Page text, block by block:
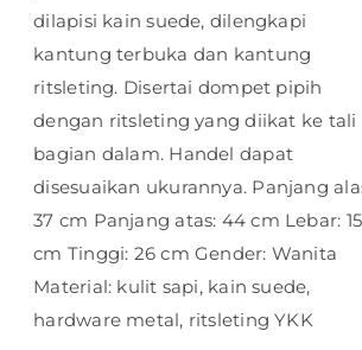
dilapisi kain suede, dilengkapi
kantung terbuka dan kantung
ritsleting. Disertai dompet pipih
dengan ritsleting yang diikat ke tali
bagian dalam. Handel dapat
disesuaikan ukurannya. Panjang
37 cm Panjang atas: 44 cm Lebar: 15
cm Tinggi: 26 cm Gender: Wanita
Material: kulit sapi, kain suede,
hardware metal, ritsleting YKK